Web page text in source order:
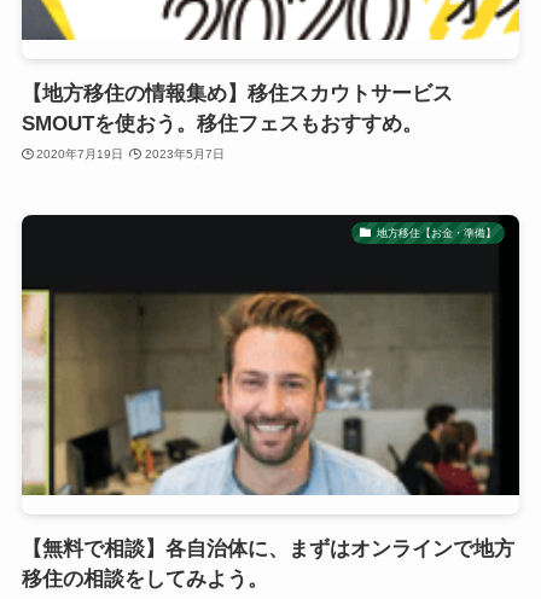
【地方移住の情報集め】移住スカウトサービス
SMOUTを使おう。移住フェスもおすすめ。
2020年7月19日 2023年5月7日
地方移住【お金・準備】
【無料で相談】各自治体に、まずはオンラインで地方
移住の相談をしてみよう。